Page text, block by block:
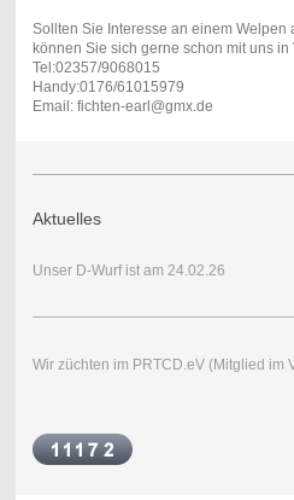
Sollten Sie Interesse an einem Welpen
können Sie sich gerne schon mit uns in
Tel:02357/9068015
Handy:0176/61015979
Email: fichten-earl@gmx.de
Aktuelles
Unser D-Wurf ist am 24.02.26
Wir züchten im PRTCD.eV (Mitglied im